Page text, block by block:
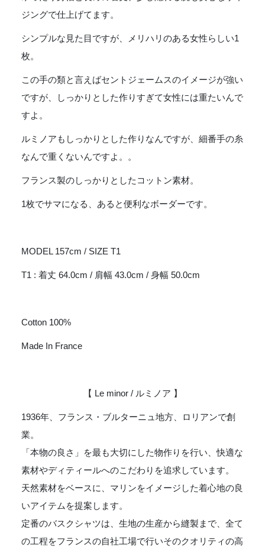
ジングで仕上げてます。
シンプルな見た目ですが、メリハリのある女性らしい1
枚。
この手の類と言えばセントジェームスのイメージが強い
ですが、しっかりとした作りすぎて女性には重たいんで
すよ。
ルミノアもしっかりとした作りなんですが、細番手の糸
なんで重くないんですよ。。
フランス製のしっかりとしたコットン素材。
1枚でサマになる、あると便利なボーダーです。
MODEL 157cm / SIZE T1
T1 : 着丈 64.0cm / 肩幅 43.0cm / 身幅 50.0cm
Cotton 100%
Made In France
【 Le minor / ルミノア 】
1936年、フランス・ブルターニュ地方、ロリアンで創
業。
「本物の良さ」を最も大切にした物作りを行い、快適な
素材やディティールへのこだわりを追求しています。
天然素材をベースに、マリンをイメージした着心地の良
いアイテムを提案します。
定番のバスクシャツは、生地の生産から縫製まで、全て
の工程をフランスの自社工場で行いそのクオリティの高